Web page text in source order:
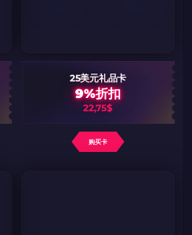
25美元礼品卡
9%折扣
22,75$
购买卡